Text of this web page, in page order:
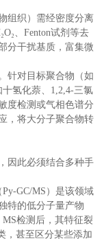
织）需经密度分离
、Fenton试剂等去
分干扰基质，富集微
对目标聚合物（如
氢化萘、1,2,4-三氯
度检测或气相色谱分
，将大分子聚合物转
此必须结合多种手
GC/MS）是该领域
特的低分子量产物
MS检测后，其特征裂
，甚至区分某些添加